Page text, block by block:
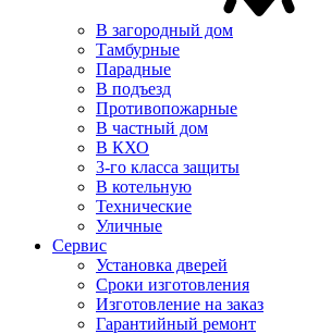
В загородный дом
Тамбурные
Парадные
В подъезд
Противопожарные
В частный дом
В КХО
3-го класса защиты
В котельную
Технические
Уличные
Сервис
Установка дверей
Сроки изготовления
Изготовление на заказ
Гарантийный ремонт